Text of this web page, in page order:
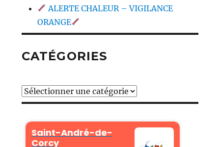
ALERTE CHALEUR – VIGILANCE
ORANGE
CATÉGORIES
Catégories